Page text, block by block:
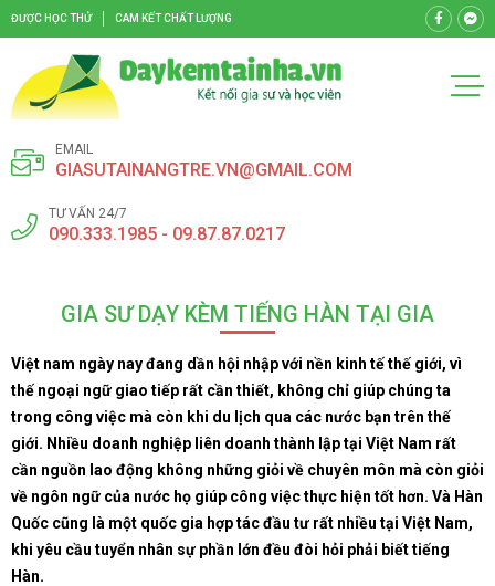
ĐƯỢC HỌC THỬ CAM KẾT CHẤT LƯỢNG
EMAIL
GIASUTAINANGTRE.VN@GMAIL.COM
TƯ VẤN 24/7
090.333.1985 - 09.87.87.0217
GIA SƯ DẠY KÈM TIẾNG HÀN TẠI GIA
Việt nam ngày nay đang dần hội nhập với nền kinh tế thế giới, vì
thế ngoại ngữ giao tiếp rất cần thiết, không chỉ giúp chúng ta
trong công việc mà còn khi du lịch qua các nước bạn trên thế
giới. Nhiều doanh nghiệp liên doanh thành lập tại Việt Nam rất
cần nguồn lao động không những giỏi về chuyên môn mà còn giỏi
về ngôn ngữ của nước họ giúp công việc thực hiện tốt hơn. Và Hàn
Quốc cũng là một quốc gia hợp tác đầu tư rất nhiều tại Việt Nam,
khi yêu cầu tuyển nhân sự phần lớn đều đòi hỏi phải biết tiếng
Hàn.